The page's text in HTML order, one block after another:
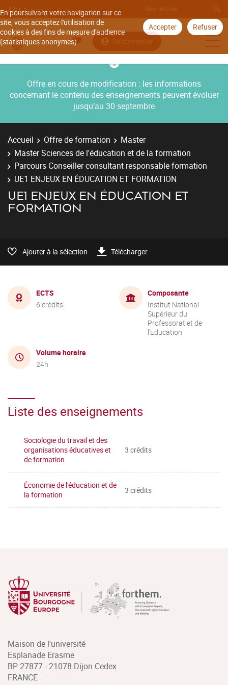
En poursuivant votre navigation sur ce
site, vous acceptez l'utilisation de
cookies à des fins de mesure d'audience
(statistiques anonymes).
Accepter Refuser
Aller à
Se connecter
Offre en cours de modification : les informations
concernant le contenu des enseignements peuvent évoluer
jusqu’au 30 septembre
Accueil Offre de formation
Master
Master Sciences de l'éducation et de la formation
Parcours Conseiller consultant responsable formation
UE1 ENJEUX EN ÉDUCATION ET FORMATION
UE1 ENJEUX EN ÉDUCATION ET
FORMATION
Ajouter à la sélection Télécharger
ECTS
6 crédits
Composante
Institut National
Supérieur du
Professorat et de
l'Education
Volume horaire
24h
Liste des enseignements
Sociologie du travail et des
organisations éducatives et
de formation
3 crédits
Économie de l'éducation et de
la formation
3 crédits
Maison de l'université
Esplanade Erasme
BP 27877 - 21078 Dijon Cedex
FRANCE